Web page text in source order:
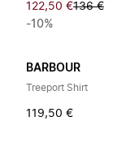
122,50 €136 €
-10%
BARBOUR
Treeport Shirt
119,50 €